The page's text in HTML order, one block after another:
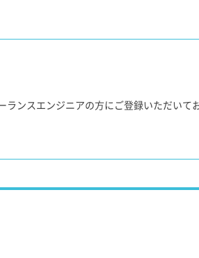
ンスエンジニアの方にご登録いただいて